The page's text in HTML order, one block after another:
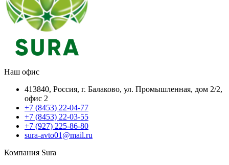
Наш офис
413840, Россия, г. Балаково, ул. Промышленная, дом 2/2,
офис 2
+7 (8453) 22-04-77
+7 (8453) 22-03-55
+7 (927) 225-86-80
sura-avto01@mail.ru
Компания Sura